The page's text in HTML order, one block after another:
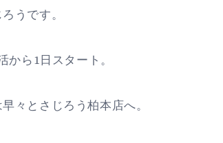
うです。
から1日スタート。
々とさじろう柏本店へ。